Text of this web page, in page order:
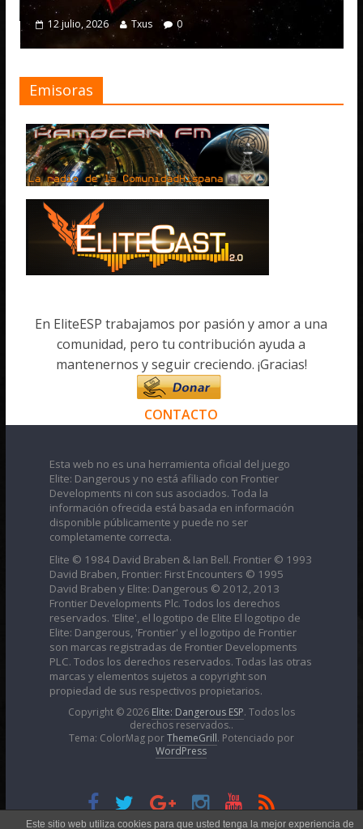
Txus 0
Emisoras
En EliteESP trabajamos por pasión y amor a una
comunidad, pero tu contribución ayuda a
mantenernos y seguir creciendo. ¡Gracias!
CONTACTO
Esta web no es una herramienta oficial del juego
Elite: Dangerous y no está afiliado con Frontier
Developments ni con sus asociados. Toda la
información ofrecida está basada en información
disponible públicamente y puede no ser
completamente correcta.
Elite © 1984 David Braben & Ian Bell. Frontier © 1993
David Braben, Frontier: First Encounters © 1995
David Braben y Elite: Dangerous © 2012, 2013
Frontier Developments Plc. Todos los derechos
reservados. 'Elite', el logotipo de Elite El logotipo de
Elite: Dangerous, 'Frontier' y el logotipo de Frontier
son marcas registradas de Frontier Developments
PLC. Todos los derechos reservados. Todas las otras
marcas y elementos sujetos a copyright son
propiedad de sus respectivos propietarios.
Copyright © 2026 Elite: Dangerous ESP . Todos los
derechos reservados..
Tema: ColorMag porThemeGrill . Potenciado por
WordPress
Esta obra está bajo unaLicencia Creative Commons
Este sitio web utiliza cookies para que usted tenga la mejor experiencia de